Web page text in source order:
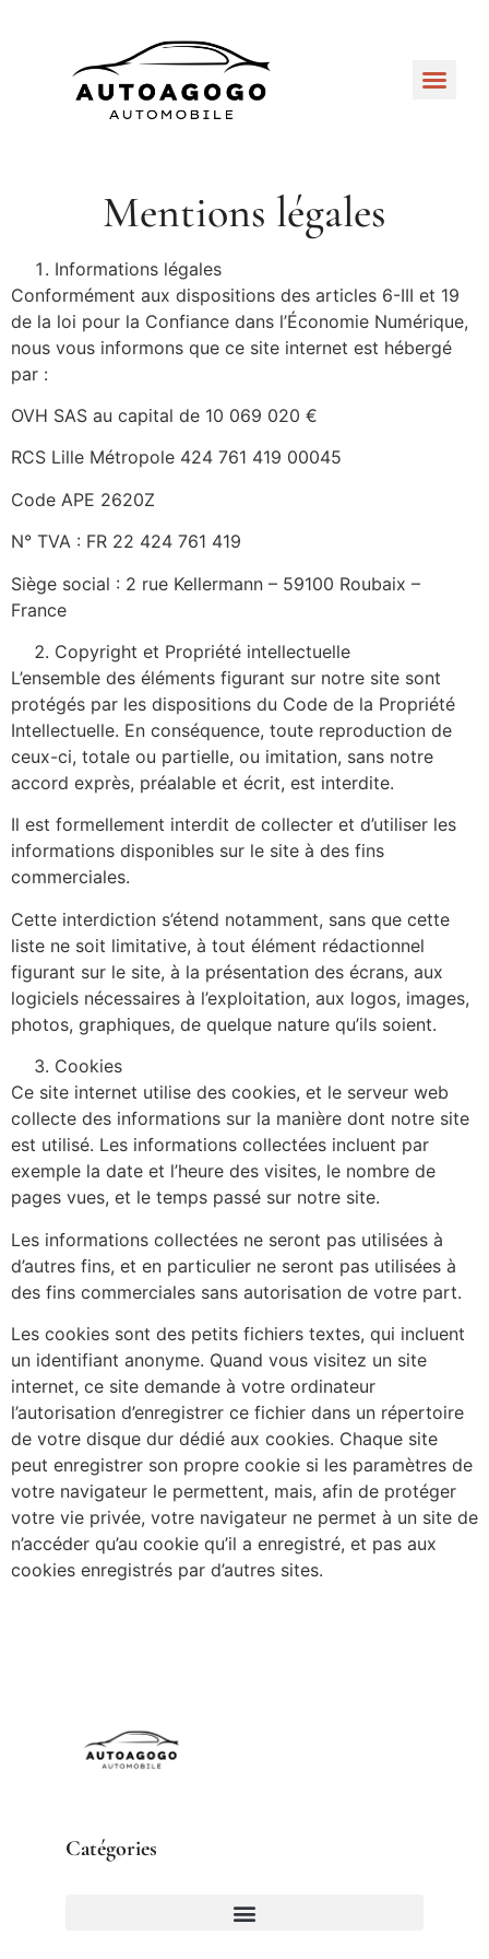
Mentions légales
Informations légales
Conformément aux dispositions des articles 6-III et 19
de la loi pour la Confiance dans l’Économie Numérique,
nous vous informons que ce site internet est hébergé
par :
OVH SAS au capital de 10 069 020 €
RCS Lille Métropole 424 761 419 00045
Code APE 2620Z
N° TVA : FR 22 424 761 419
Siège social : 2 rue Kellermann – 59100 Roubaix –
France
Copyright et Propriété intellectuelle
L’ensemble des éléments figurant sur notre site sont
protégés par les dispositions du Code de la Propriété
Intellectuelle. En conséquence, toute reproduction de
ceux-ci, totale ou partielle, ou imitation, sans notre
accord exprès, préalable et écrit, est interdite.
Il est formellement interdit de collecter et d’utiliser les
informations disponibles sur le site à des fins
commerciales.
Cette interdiction s’étend notamment, sans que cette
liste ne soit limitative, à tout élément rédactionnel
figurant sur le site, à la présentation des écrans, aux
logiciels nécessaires à l’exploitation, aux logos, images,
photos, graphiques, de quelque nature qu’ils soient.
Cookies
Ce site internet utilise des cookies, et le serveur web
collecte des informations sur la manière dont notre site
est utilisé. Les informations collectées incluent par
exemple la date et l’heure des visites, le nombre de
pages vues, et le temps passé sur notre site.
Les informations collectées ne seront pas utilisées à
d’autres fins, et en particulier ne seront pas utilisées à
des fins commerciales sans autorisation de votre part.
Les cookies sont des petits fichiers textes, qui incluent
un identifiant anonyme. Quand vous visitez un site
internet, ce site demande à votre ordinateur
l’autorisation d’enregistrer ce fichier dans un répertoire
de votre disque dur dédié aux cookies. Chaque site
peut enregistrer son propre cookie si les paramètres de
votre navigateur le permettent, mais, afin de protéger
votre vie privée, votre navigateur ne permet à un site de
n’accéder qu’au cookie qu’il a enregistré, et pas aux
cookies enregistrés par d’autres sites.
Catégories